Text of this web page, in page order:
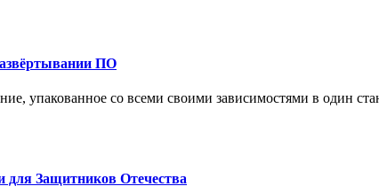
ПО
упакованное со всеми своими зависимостями в один
Защитников Отечества